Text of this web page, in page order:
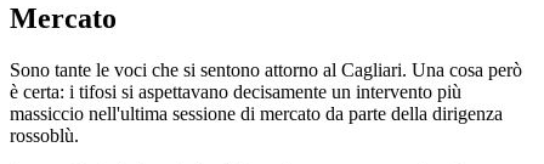
Mercato
Sono tante le voci che si sentono attorno al Cagliari. Una cosa però
è certa: i tifosi si aspettavano decisamente un intervento più
massiccio nell'ultima sessione di mercato da parte della dirigenza
rossoblù.